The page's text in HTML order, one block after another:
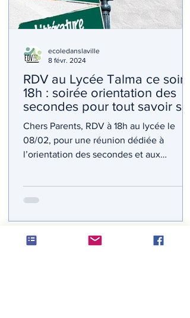
RDV au Lycée Talma ce soir à
18h : soirée orientation des
secondes pour tout savoir sur
les spécialités à choisir en
1ère !
Chers Parents, RDV à 18h au lycée le
08/02, pour une réunion dédiée à
l’orientation des secondes et aux
ecoledanslaville
8 févr. 2024